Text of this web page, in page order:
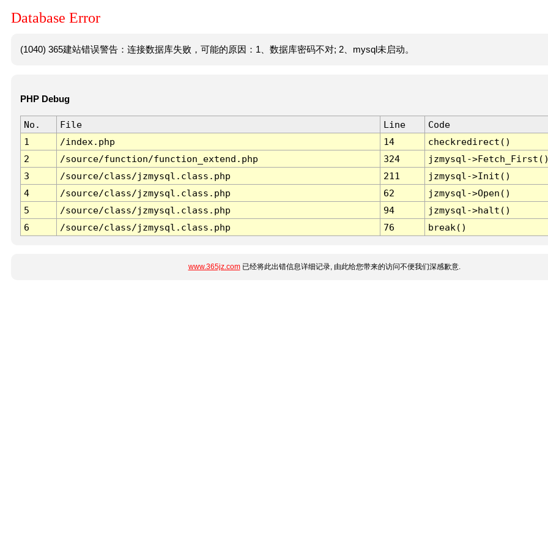
Database Error
(1040) 365建站错误警告：连接数据库失败，可能的原因：1、数据库密码不对; 2、mysql未启动。
PHP Debug
No. File Line
Code
1
/index.php 14
checkredirect()
2
/source/function/function_extend.php 324
jzmysql-
3
/source/class/jzmysql.class.php 211
jzmysql->Init()
4
/source/class/jzmysql.class.php 62
jzmysql->Open()
5
/source/class/jzmysql.class.php 94
jzmysql->halt()
6
/source/class/jzmysql.class.php 76 break()
www.365jz.com已经将此出错信息详细记录, 由此给您带来的访问不便我们深感歉意.